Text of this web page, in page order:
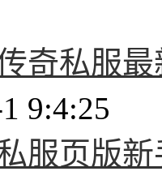
奇私服
9:4:25
服页版